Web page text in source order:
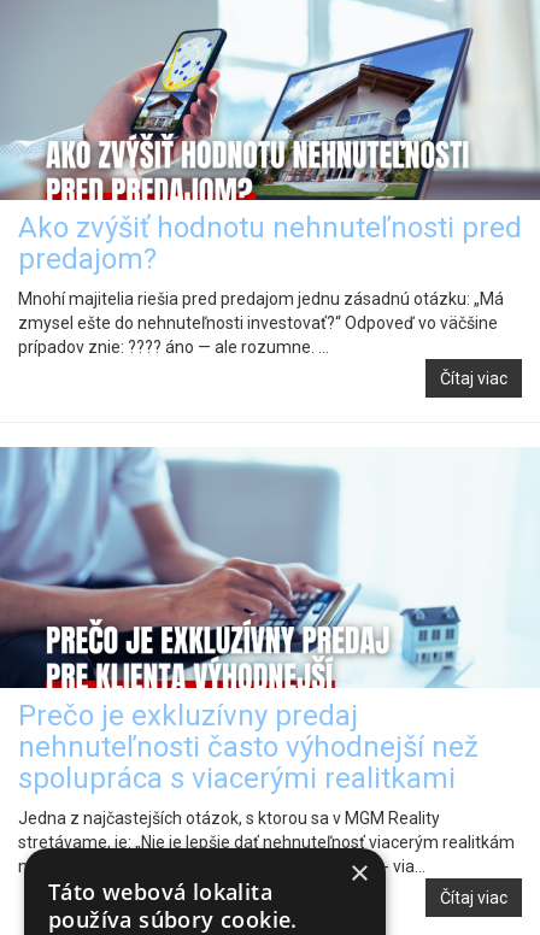
Ako zvýšiť hodnotu nehnuteľnosti pred
predajom?
Mnohí majitelia riešia pred predajom jednu zásadnú otázku: „Má
zmysel ešte do nehnuteľnosti investovať?“ Odpoveď vo väčšine
prípadov znie: ???? áno — ale rozumne. ...
Čítaj viac
Prečo je exkluzívny predaj
nehnuteľnosti často výhodnejší než
spolupráca s viacerými realitkami
Jedna z najčastejších otázok, s ktorou sa v MGM Reality
stretávame, je: „Nie je lepšie dať nehnuteľnosť viacerým realitkám
naraz?“ Na prvý pohľad to môže pôsobiť logicky: - via...
Čítaj viac
×
Táto webová lokalita
používa súbory cookie.